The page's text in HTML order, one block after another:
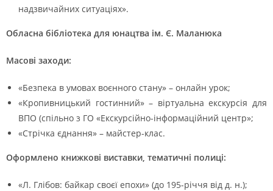
надзвичайних ситуаціях».
Обласна бібліотека для юнацтва ім. Є. Маланюка
Масові заходи:
«Безпека в умовах воєнного стану» – онлайн урок;
«Кропивницький гостинний» – віртуальна екскурсія для
ВПО (спільно з ГО «Екскурсійно-інформаційний центр»;
«Стрічка єднання» – майстер-клас.
Оформлено книжкові виставки, тематичні полиці:
«Л. Глібов: байкар своєї епохи» (до 195-річчя від д. н.);